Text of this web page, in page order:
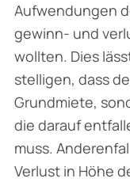
Aufwendungen
gewinn- und
wollten. Dies
stelligen, dass
Grundmiete,
die darauf
muss.
Ver­lust in Höhe